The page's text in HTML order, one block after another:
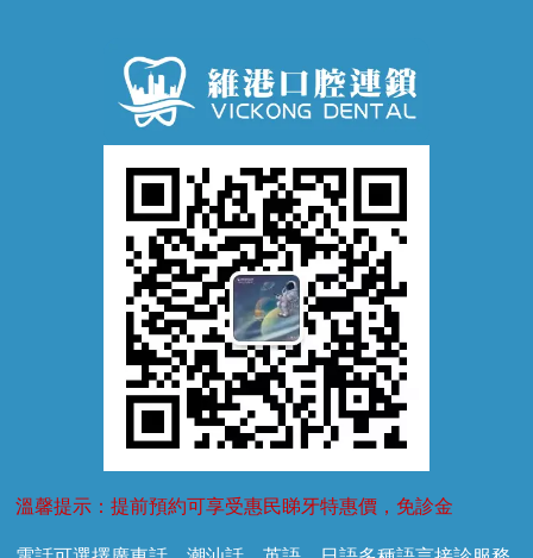
牙齦萎縮
溫馨提示：提前預約可享受惠民睇牙特惠價，免診金